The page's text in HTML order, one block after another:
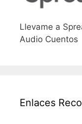
Llevame a
Audio Cuentos
Enlaces